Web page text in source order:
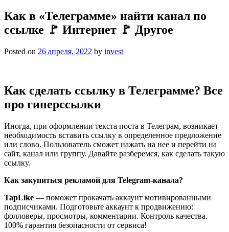
Как в «Телеграмме» найти канал по
ссылке 🚩 Интернет 🚩 Другое
Posted on 26 апреля, 2022 by invest
Как сделать ссылку в Телеграмме? Все
про гиперссылки
Иногда, при оформлении текста поста в Телеграм, возникает
необходимость вставить ссылку в определенное предложение
или слово. Пользователь сможет нажать на нее и перейти на
сайт, канал или группу. Давайте разберемся, как сделать такую
ссылку.
Как закупиться рекламой для Telegram-канала?
TapLike — поможет прокачать аккаунт мотивированными
подписчиками. Подготовьте аккаунт к продвижению:
фолловеры, просмотры, комментарии. Контроль качества.
100% гарантия безопасности от сервиса!